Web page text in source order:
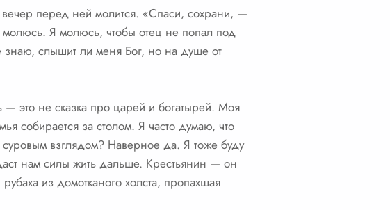
перед ней молится. «Спаси, сохрани, —
Я молюсь, чтобы отец не попал под
знаю, слышит ли меня Бог, но на душе от
— это не сказка про царей и богатырей. Моя
собирается за столом. Я часто думаю, что
суровым взглядом? Наверное да. Я тоже буду
нам силы жить дальше. Крестьянин — он
из домотканого холста, пропахшая